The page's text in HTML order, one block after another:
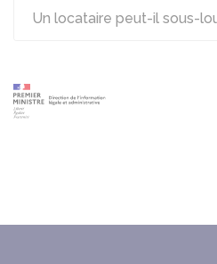
Un locataire peut-il sous-